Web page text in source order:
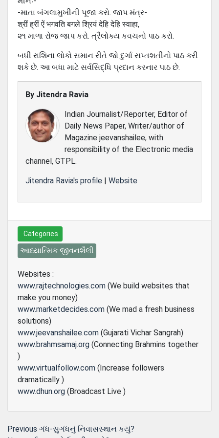
-માતા બંગલામુખીની પૂજા કરો. જાપ મંત્ર-
श्रीं ह्रीं ऐं भगवति बगले श्रियं देहि देहि स्वाहा,
૨૧ માળા રોજ જાપ કરો. ત્રૈલોક્ય કવચનો પાઠ કરો.
બધી રાશિના લોકો સમાન રીતે જો દુર્ગા સપ્તશતીનો પાઠ કરી
શકે છે. આ બધા માટે સર્વસિદ્ધિ પ્રદાન કરનાર પાઠ છે.
By Jitendra Ravia
Indian Journalist/Reporter, Editor of
Daily News Paper, Writer/author of
Magazine jeevanshailee, with
responsibility of the Electronic media
channel, GTPL.
Jitendra Ravia's profile | Website
Categories
આધ્યાત્મિક જીવનશૈલી
Websites :
www.rajtechnologies.com (We build websites that
make you money)
www.marketdecides.com (We mad a fresh business
solutions)
www.jeevanshailee.com (Gujarati Vichar Sangrah)
www.brahmsamaj.org (Connecting Brahmins together
)
www.virtualfollow.com (Increase followers
dramatically )
www.dhun.org (Broadcast Live )
Post
Previous Previous
ગંધ-સુગંધનું નિવાસસ્થાન કયું?